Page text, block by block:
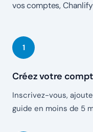
vos comptes,
Créez votre
Inscrivez-vous,
guide en moins de 5